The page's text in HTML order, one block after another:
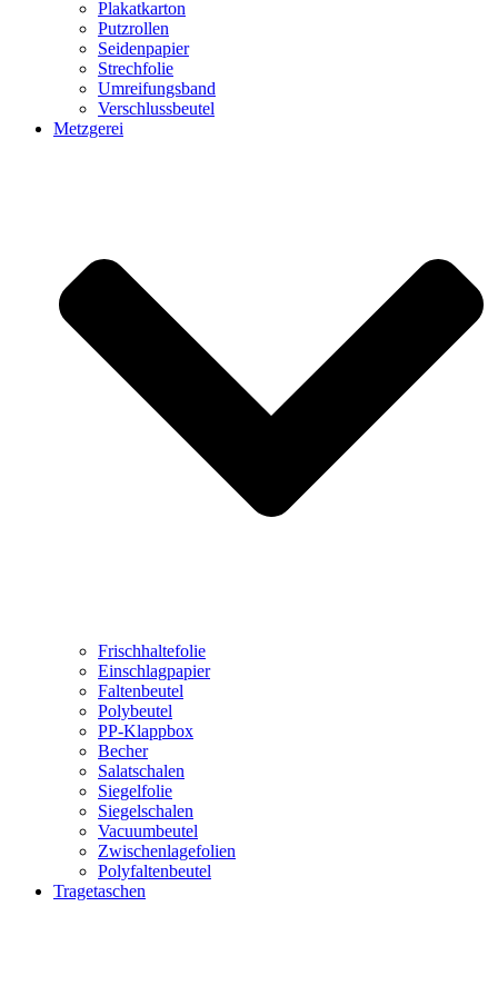
Plakatkarton
Putzrollen
Seidenpapier
Strechfolie
Umreifungsband
Verschlussbeutel
Metzgerei
Frischhaltefolie
Einschlagpapier
Faltenbeutel
Polybeutel
PP-Klappbox
Becher
Salatschalen
Siegelfolie
Siegelschalen
Vacuumbeutel
Zwischenlagefolien
Polyfaltenbeutel
Tragetaschen